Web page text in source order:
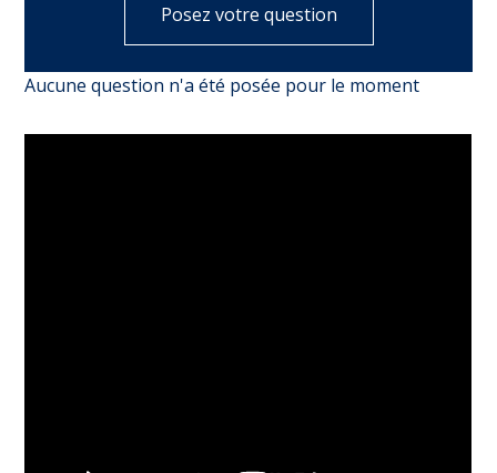
Posez votre question
Aucune question n'a été posée pour le moment